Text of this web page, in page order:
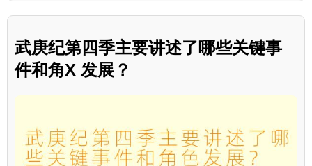
武庚纪第四季主要讲述了哪些关键事
件和角X 发展？